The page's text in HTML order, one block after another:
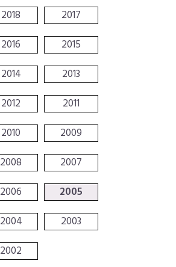
2018
2017
2016
2015
2014
2013
2012
2011
2010
2009
2008
2007
2006
2005
2004
2003
2002